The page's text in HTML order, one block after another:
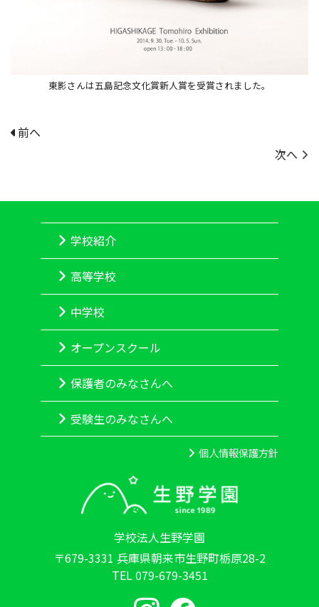
東影さんは五島記念文化賞新人賞を受賞されました。
前へ
次へ
学校紹介
高等学校
中学校
オープンスクール
保護者のみなさんへ
受験生のみなさんへ
個人情報保護方針
学校法人生野学園
〒679-3331 兵庫県朝来市生野町栃原28-2
TEL 079-679-3451